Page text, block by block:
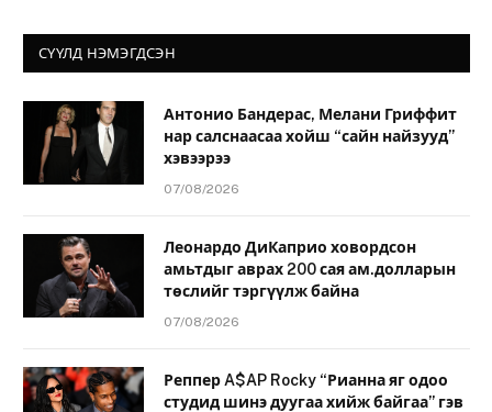
СҮҮЛД НЭМЭГДСЭН
Антонио Бандерас, Мелани Гриффит
нар салснаасаа хойш “сайн найзууд”
хэвээрээ
07/08/2026
Леонардо ДиКаприо ховордсон
амьтдыг аврах 200 сая ам.долларын
төслийг тэргүүлж байна
07/08/2026
Реппер A$AP Rocky “Рианна яг одоо
студид шинэ дуугаа хийж байгаа” гэв